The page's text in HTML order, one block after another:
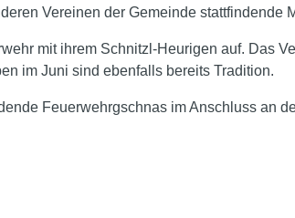
Vereinen der Gemeinde stattfindende
mit ihrem Schnitzl-Heurigen auf. Das
im Juni sind ebenfalls bereits Tradition.
Feuerwehrgschnas im Anschluss an